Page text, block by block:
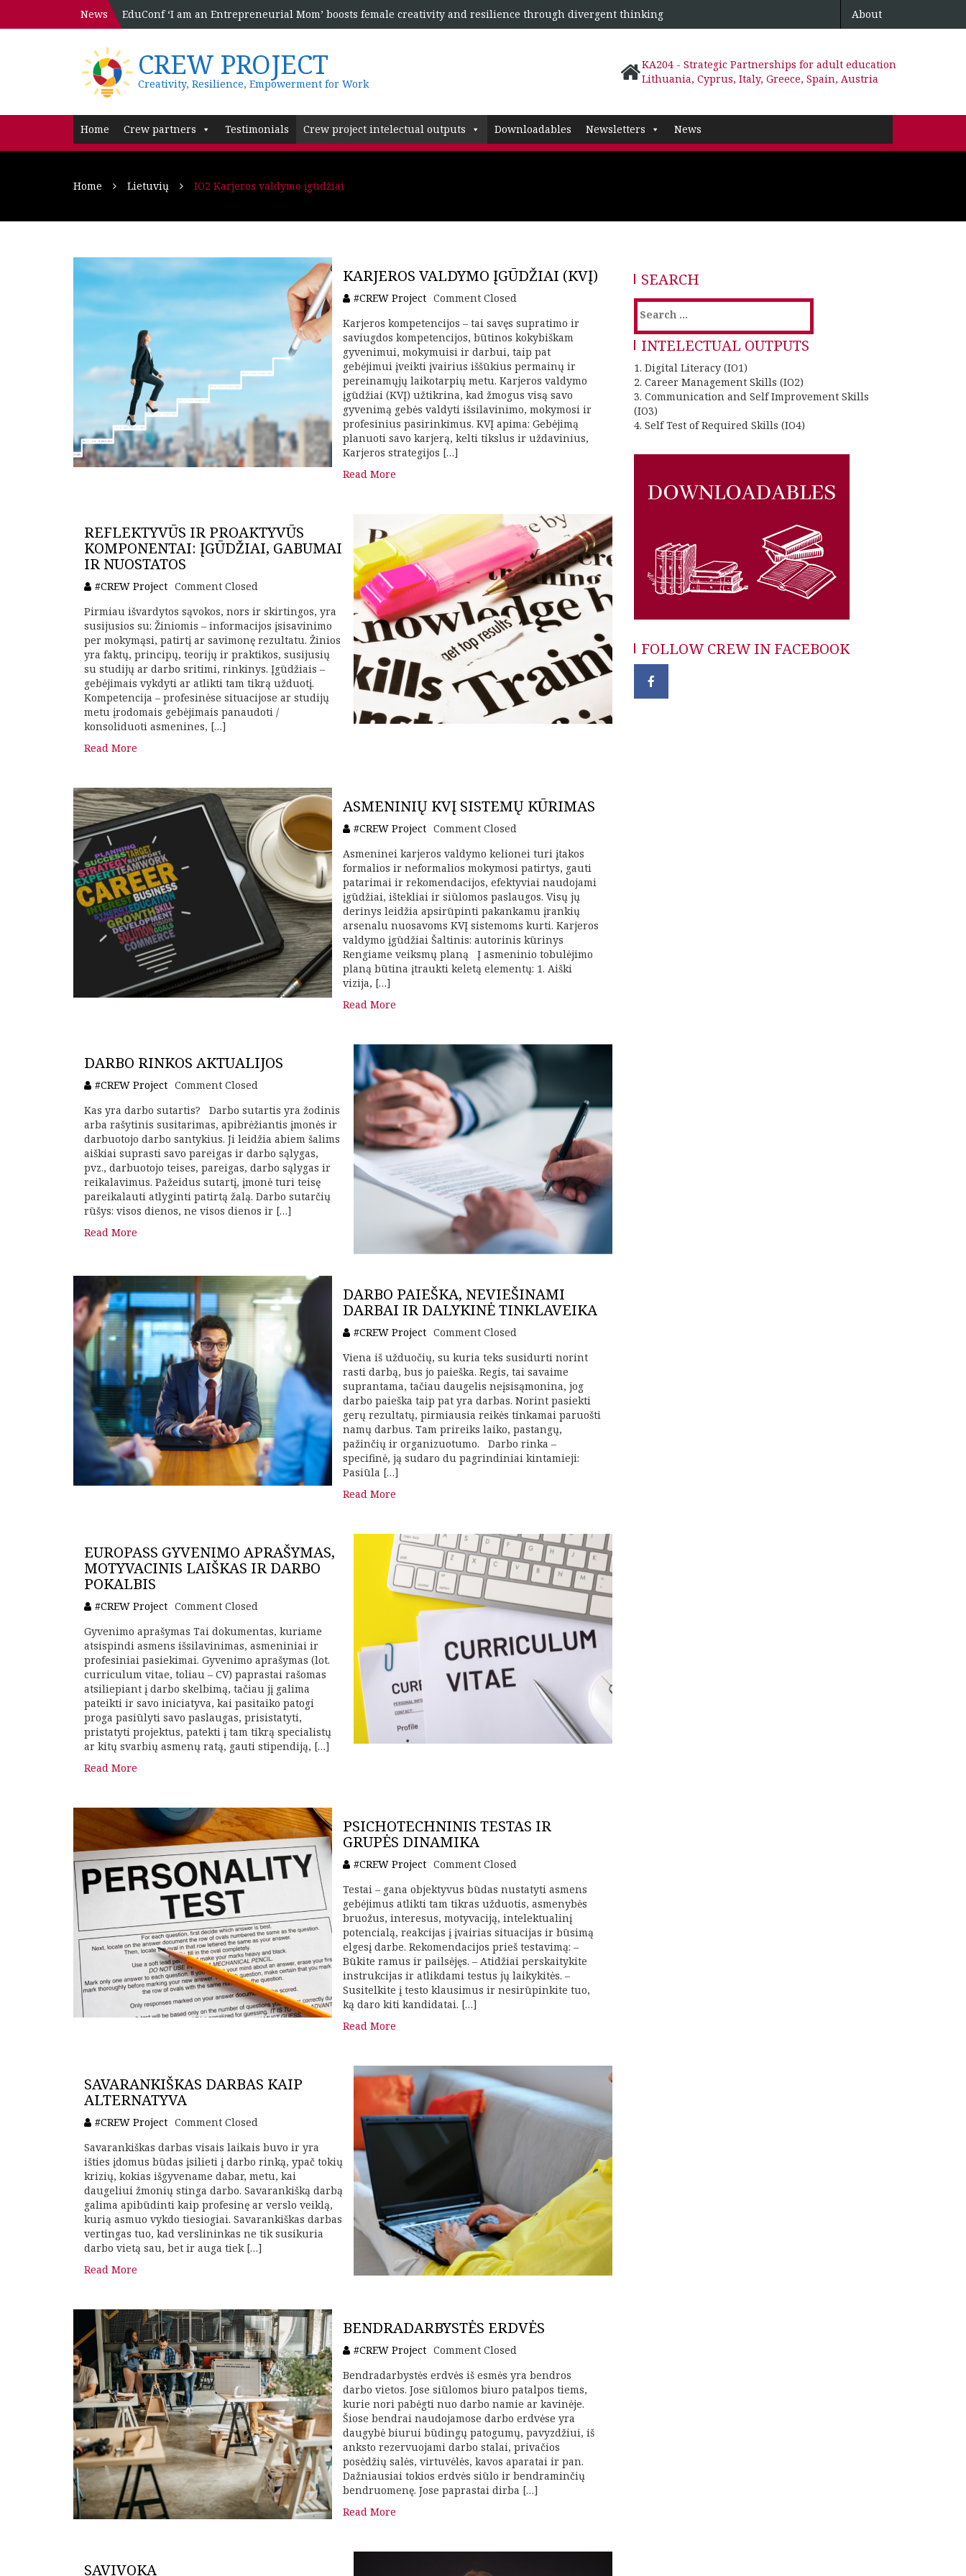
News EduConf ‘I am an Entrepreneurial Mom’ boosts female creativity and resilience through divergent thinking About
CREW PROJECT
Creativity, Resilience, Empowerment for Work
KA204 - Strategic Partnerships for adult education
Lithuania, Cyprus, Italy, Greece, Spain, Austria
Home Crew partners Testimonials Crew project intelectual outputs Downloadables Newsletters News
Home Lietuvių IO2 Karjeros valdymo įgūdžiai
KARJEROS VALDYMO ĮGŪDŽIAI (KVĮ)
#CREW Project Comment Closed
Karjeros kompetencijos – tai savęs supratimo ir
saviugdos kompetencijos, būtinos kokybiškam
gyvenimui, mokymuisi ir darbui, taip pat
gebėjimui įveikti įvairius iššūkius permainų ir
pereinamųjų laikotarpių metu. Karjeros valdymo
įgūdžiai (KVĮ) užtikrina, kad žmogus visą savo
gyvenimą gebės valdyti išsilavinimo, mokymosi ir
profesinius pasirinkimus. KVĮ apima: Gebėjimą
planuoti savo karjerą, kelti tikslus ir uždavinius,
Karjeros strategijos […]
Read More
REFLEKTYVŪS IR PROAKTYVŪS
KOMPONENTAI: ĮGŪDŽIAI, GABUMAI
IR NUOSTATOS
#CREW Project Comment Closed
Pirmiau išvardytos sąvokos, nors ir skirtingos, yra
susijusios su: Žiniomis – informacijos įsisavinimo
per mokymąsi, patirtį ar savimonę rezultatu. Žinios
yra faktų, principų, teorijų ir praktikos, susijusių
su studijų ar darbo sritimi, rinkinys. Įgūdžiais –
gebėjimais vykdyti ar atlikti tam tikrą užduotį.
Kompetencija – profesinėse situacijose ar studijų
metu įrodomais gebėjimais panaudoti /
konsoliduoti asmenines, […]
Read More
ASMENINIŲ KVĮ SISTEMŲ KŪRIMAS
#CREW Project Comment Closed
Asmeninei karjeros valdymo kelionei turi įtakos
formalios ir neformalios mokymosi patirtys, gauti
patarimai ir rekomendacijos, efektyviai naudojami
įgūdžiai, ištekliai ir siūlomos paslaugos. Visų jų
derinys leidžia apsirūpinti pakankamu įrankių
arsenalu nuosavoms KVĮ sistemoms kurti. Karjeros
valdymo įgūdžiai Šaltinis: autorinis kūrinys
Rengiame veiksmų planą Į asmeninio tobulėjimo
planą būtina įtraukti keletą elementų: 1. Aiški
vizija, […]
Read More
DARBO RINKOS AKTUALIJOS
#CREW Project Comment Closed
Kas yra darbo sutartis? Darbo sutartis yra žodinis
arba rašytinis susitarimas, apibrėžiantis įmonės ir
darbuotojo darbo santykius. Ji leidžia abiem šalims
aiškiai suprasti savo pareigas ir darbo sąlygas,
pvz., darbuotojo teises, pareigas, darbo sąlygas ir
reikalavimus. Pažeidus sutartį, įmonė turi teisę
pareikalauti atlyginti patirtą žalą. Darbo sutarčių
rūšys: visos dienos, ne visos dienos ir […]
Read More
DARBO PAIEŠKA, NEVIEŠINAMI
DARBAI IR DALYKINĖ TINKLAVEIKA
#CREW Project Comment Closed
Viena iš užduočių, su kuria teks susidurti norint
rasti darbą, bus jo paieška. Regis, tai savaime
suprantama, tačiau daugelis neįsisąmonina, jog
darbo paieška taip pat yra darbas. Norint pasiekti
gerų rezultatų, pirmiausia reikės tinkamai paruošti
namų darbus. Tam prireiks laiko, pastangų,
pažinčių ir organizuotumo. Darbo rinka –
specifinė, ją sudaro du pagrindiniai kintamieji:
Pasiūla […]
Read More
EUROPASS GYVENIMO APRAŠYMAS,
MOTYVACINIS LAIŠKAS IR DARBO
POKALBIS
#CREW Project Comment Closed
Gyvenimo aprašymas Tai dokumentas, kuriame
atsispindi asmens išsilavinimas, asmeniniai ir
profesiniai pasiekimai. Gyvenimo aprašymas (lot.
curriculum vitae, toliau – CV) paprastai rašomas
atsiliepiant į darbo skelbimą, tačiau jį galima
pateikti ir savo iniciatyva, kai pasitaiko patogi
proga pasiūlyti savo paslaugas, prisistatyti,
pristatyti projektus, patekti į tam tikrą specialistų
ar kitų svarbių asmenų ratą, gauti stipendiją, […]
Read More
PSICHOTECHNINIS TESTAS IR
GRUPĖS DINAMIKA
#CREW Project Comment Closed
Testai – gana objektyvus būdas nustatyti asmens
gebėjimus atlikti tam tikras užduotis, asmenybės
bruožus, interesus, motyvaciją, intelektualinį
potencialą, reakcijas į įvairias situacijas ir būsimą
elgesį darbe. Rekomendacijos prieš testavimą: –
Būkite ramus ir pailsėjęs. – Atidžiai perskaitykite
instrukcijas ir atlikdami testus jų laikykitės. –
Susitelkite į testo klausimus ir nesirūpinkite tuo,
ką daro kiti kandidatai. […]
Read More
SAVARANKIŠKAS DARBAS KAIP
ALTERNATYVA
#CREW Project Comment Closed
Savarankiškas darbas visais laikais buvo ir yra
išties įdomus būdas įsilieti į darbo rinką, ypač tokių
krizių, kokias išgyvename dabar, metu, kai
daugeliui žmonių stinga darbo. Savarankišką darbą
galima apibūdinti kaip profesinę ar verslo veiklą,
kurią asmuo vykdo tiesiogiai. Savarankiškas darbas
vertingas tuo, kad verslininkas ne tik susikuria
darbo vietą sau, bet ir auga tiek […]
Read More
BENDRADARBYSTĖS ERDVĖS
#CREW Project Comment Closed
Bendradarbystės erdvės iš esmės yra bendros
darbo vietos. Jose siūlomos biuro patalpos tiems,
kurie nori pabėgti nuo darbo namie ar kavinėje.
Šiose bendrai naudojamose darbo erdvėse yra
daugybė biurui būdingų patogumų, pavyzdžiui, iš
anksto rezervuojami darbo stalai, privačios
posėdžių salės, virtuvėlės, kavos aparatai ir pan.
Dažniausiai tokios erdvės siūlo ir bendraminčių
bendruomenę. Jose paprastai dirba […]
Read More
SAVIVOKA
SEARCH
Search
for:
INTELECTUAL OUTPUTS
1. Digital Literacy (IO1)
2. Career Management Skills (IO2)
3. Communication and Self Improvement Skills
(IO3)
4. Self Test of Required Skills (IO4)
FOLLOW CREW IN FACEBOOK